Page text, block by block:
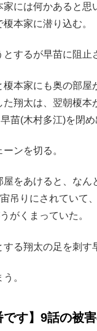
には何かあると思
本家に潜り込む。
するが早苗に阻止
榎本家にも奥の部屋
翔太は、翌朝榎本
苗(木村多江)を閉め
ンを切る。
屋をあけると、なん
吊りにされていて
がくまっていた。
る翔太の足を刺す
。
です】9話の被